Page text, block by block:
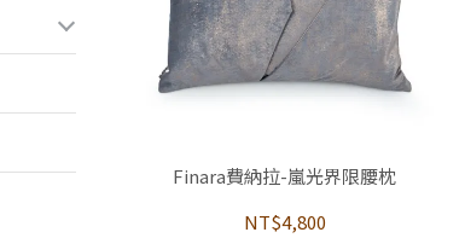
Finara費納拉-嵐光界限腰枕
NT$4,800